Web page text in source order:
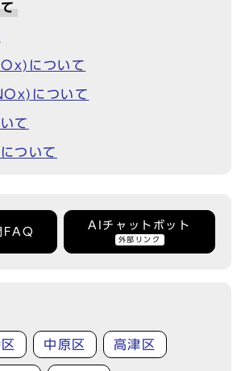
について
について
て
ついて
FAQ
AIチャットボット
外部リンク
中原区 高津区